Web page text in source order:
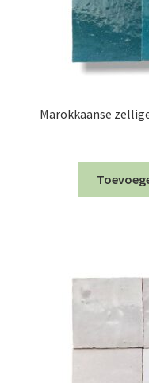
Marokkaanse